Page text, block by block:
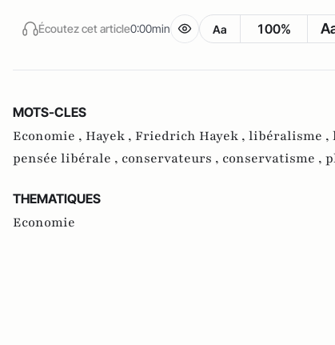
Écoutez cet article0:00min Aa 100%
MOTS-CLES
Economie , Hayek , Friedrich Hayek , libéralisme ,
pensée libérale , conservateurs , conservatisme ,
THEMATIQUES
Economie